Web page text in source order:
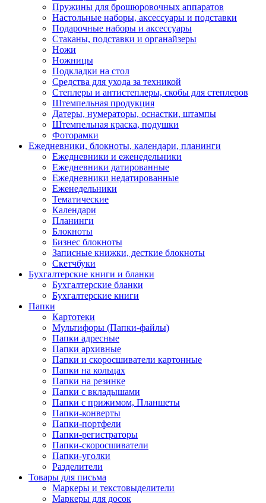
Пружины для брошюровочных аппаратов
Настольные наборы, аксессуары и подставки
Подарочные наборы и аксессуары
Стаканы, подставки и органайзеры
Ножи
Ножницы
Подкладки на стол
Средства для ухода за техникой
Степлеры и антистеплеры, скобы для степлеров
Штемпельная продукция
Датеры, нумераторы, оснастки, штампы
Штемпельная краска, подушки
Фоторамки
Ежедневники, блокноты, календари, планинги
Ежедневники и еженедельники
Ежедневники датированные
Ежедневники недатированные
Еженедельники
Тематические
Календари
Планинги
Блокноты
Бизнес блокноты
Записные книжки, десткие блокноты
Скетчбуки
Бухгалтерские книги и бланки
Бухгалтерские бланки
Бухгалтерские книги
Папки
Картотеки
Мультифоры (Папки-файлы)
Папки адресные
Папки архивные
Папки и скоросшиватели картонные
Папки на кольцах
Папки на резинке
Папки с вкладышами
Папки с прижимом, Планшеты
Папки-конверты
Папки-портфели
Папки-регистраторы
Папки-скоросшиватели
Папки-уголки
Разделители
Товары для письма
Маркеры и текстовыделители
Маркеры для досок